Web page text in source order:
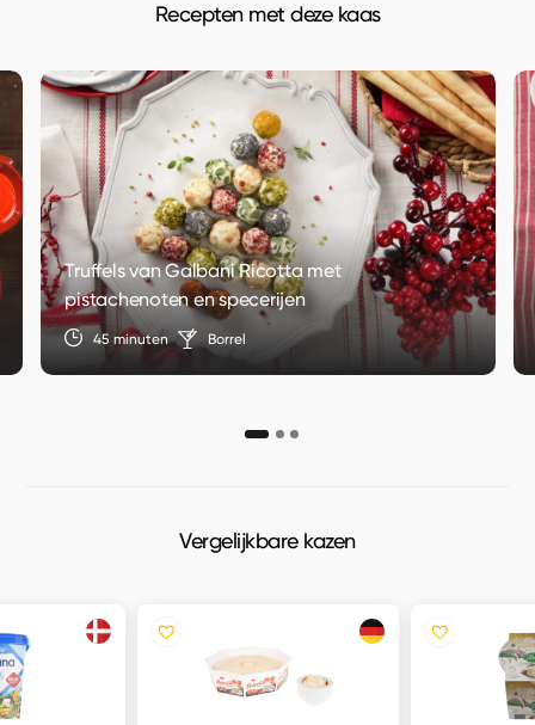
Recepten met deze kaas
Truffels van Galbani Ricotta met
pistachenoten en specerijen
45 minuten Borrel
Vergelijkbare kazen